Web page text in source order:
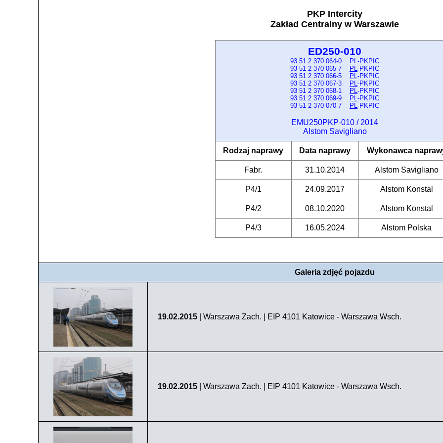
PKP Intercity
Zakład Centralny w Warszawie
ED250-010
93 51 2 370 064-0 PL-PKPIC
93 51 2 370 065-7
PL-PKPIC
93 51 2 370 066-5
PL-PKPIC
93 51 2 370 067-3
PL-PKPIC
93 51 2 370 068-1
PL-PKPIC
93 51 2 370 069-9
PL-PKPIC
93 51 2 370 070-7
PL-PKPIC
EMU250PKP-010 / 2014
Alstom Savigliano
Rodzaj naprawy Data naprawy Wykonawca
Fabr. 31.10.2014 Alstom Savigliano
P4/1 24.09.2017 Alstom Konstal
P4/2 08.10.2020 Alstom Konstal
P4/3 16.05.2024 Alstom Polska
Galeria zdjęć pojazdu
19.02.2015 | Warszawa Zach. | EIP 4101 Katowice - Warszawa Wsch.
19.02.2015 | Warszawa Zach. | EIP 4101 Katowice - Warszawa Wsch.